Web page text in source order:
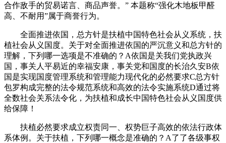
合作敌手的贸易诺言、商品声誉。” 本题称“强化木地板甲醛
高、不耐用”属于商誉行为。
全面推进依国，总方针是扶植中国特色社会从义系统，扶
植社会从义国度。关于对全面推进依国的严沉意义和总方针的
理解，下列哪一选项是不准确的？A依国是关我们党执政兴
国，事关人平易近的幸福安康，事关党和国度的长治久安B依
国是实现国度管理系统和管理能力现代化的必然要求C总方针
包罗构成完整的法令规范系统和高效的法令实施系统D通过将
全数社会关系法令化，为扶植和成长中国特色社会从义国度供
给保障！
扶植必然要求成立权责同一、权势巨子高效的依法行政体
系体例。关于扶植，下列哪一概念是准确的？A了了各级事权